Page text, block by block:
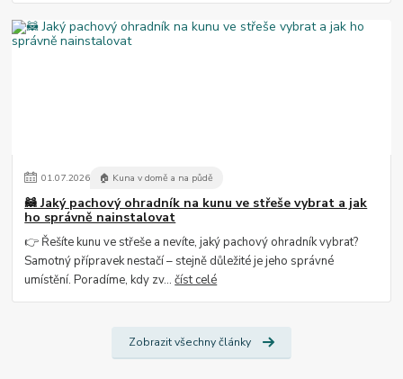
01.07.2026 🏠 Kuna v domě a na půdě
🦝 Jaký pachový ohradník na kunu ve střeše vybrat a jak
ho správně nainstalovat
👉 Řešíte kunu ve střeše a nevíte, jaký pachový ohradník vybrat?
Samotný přípravek nestačí – stejně důležité je jeho správné
umístění. Poradíme, kdy zv...číst celé
Zobrazit všechny články